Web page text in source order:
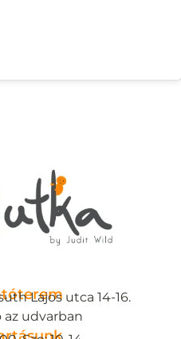
Lajos utca 14-16.
az udvarban